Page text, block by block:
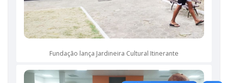
Fundação lança Jardineira Cultural Itinerante